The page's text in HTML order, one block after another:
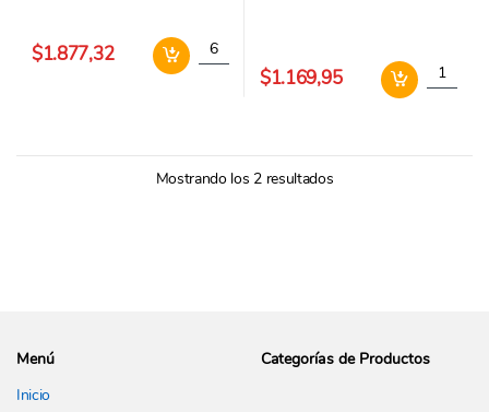
$1.877,32 Krachitos Batatas x70grs cantidad
$1.169,95
Mostrando los 2 resultados
Menú
Inicio
Categorías de Productos